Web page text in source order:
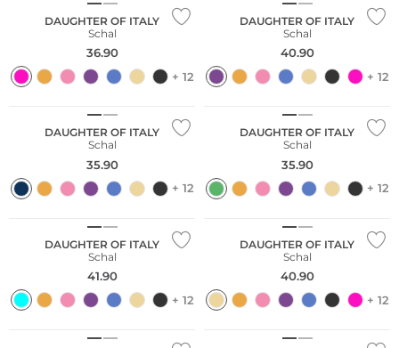
DAUGHTER OF ITALY
Schal
36.90
+ 12
DAUGHTER OF ITALY
Schal
40.90
+ 12
DAUGHTER OF ITALY
Schal
35.90
+ 12
DAUGHTER OF ITALY
Schal
35.90
+ 12
DAUGHTER OF ITALY
Schal
41.90
+ 12
DAUGHTER OF ITALY
Schal
40.90
+ 12